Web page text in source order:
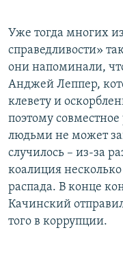
Уже тогда многих
справедливости»
они напоминали,
Анджей Леппер,
клевету и
поэтому
людьми не может
случилось – из-за
коалиция
распада. В конце
Качинский
того в коррупции.